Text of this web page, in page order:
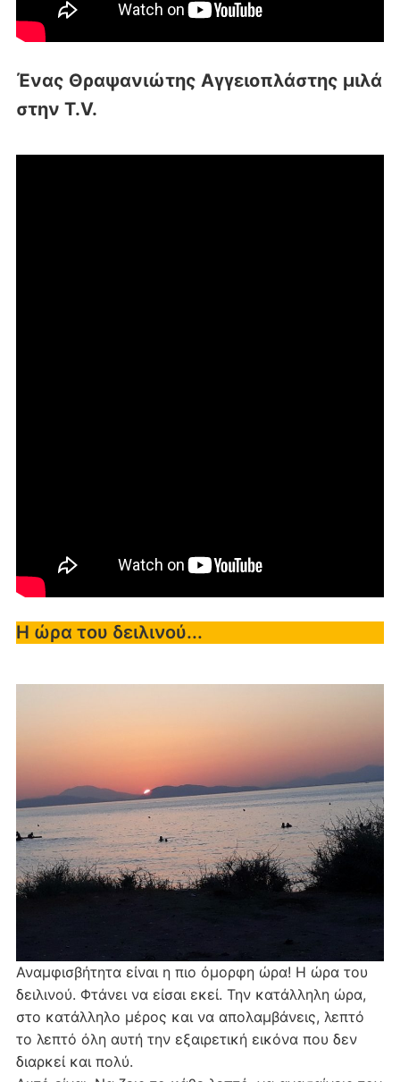
Ένας Θραψανιώτης Αγγειοπλάστης μιλά
στην T.V.
Η ώρα του δειλινού...
Αναμφισβήτητα είναι η πιο όμορφη ώρα! Η ώρα του
δειλινού. Φτάνει να είσαι εκεί. Την κατάλληλη ώρα,
στο κατάλληλο μέρος και να απολαμβάνεις, λεπτό
το λεπτό όλη αυτή την εξαιρετική εικόνα που δεν
διαρκεί και πολύ.